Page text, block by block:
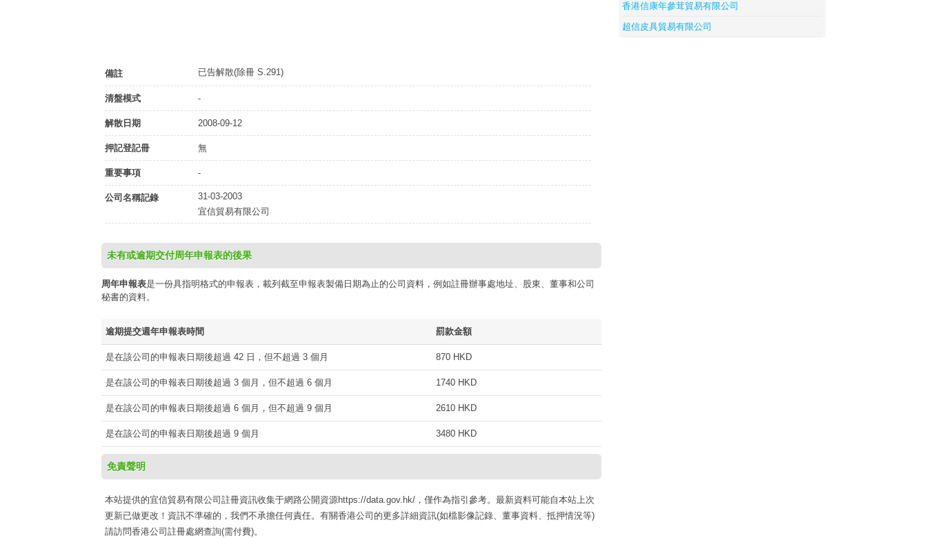
備註 已告解散(除冊 S.291)
清盤模式 -
解散日期 2008-09-12
押記登記冊 無
重要事項 -
公司名稱記錄
31-03-2003
宜信貿易有限公司
未有或逾期交付周年申報表的後果
周年申報表是一份具指明格式的申報表，載列截至申報表製備日期為止的公司資料，例如註冊辦事處地址、股東、董事和公司
秘書的資料。
逾期提交週年申報表時間 罰款金額
是在該公司的申報表日期後超過 42 日，但不超過 3 個月 870 HKD
是在該公司的申報表日期後超過 3 個月，但不超過 6 個月 1740 HKD
是在該公司的申報表日期後超過 6 個月，但不超過 9 個月 2610 HKD
是在該公司的申報表日期後超過 9 個月 3480 HKD
免責聲明
本站提供的宜信貿易有限公司註冊資訊收集于網路公開資源https://data.gov.hk/，僅作為指引參考。最新資料可能自本站上次
更新已做更改！資訊不準確的，我們不承擔任何責任。有關香港公司的更多詳細資訊(如檔影像記錄、董事資料、抵押情況等)
請訪問香港公司註冊處網查詢(需付費)。
香港信康年參茸貿易有限公司
超信皮具貿易有限公司